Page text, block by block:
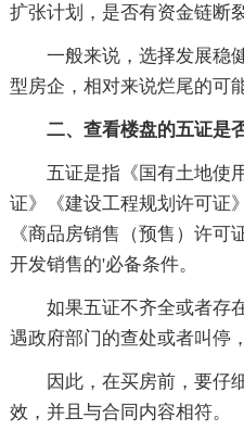
扩张计划，是否有资金链断
一般来说，选择发展稳
型房企，相对来说烂尾的可
二、查看楼盘的五证是
五证是指《国有土地使
证》《建设工程规划许可证
《商品房销售（预售）许
开发销售的'必备条件。
如果五证不齐全或者存
遇政府部门的查处或者叫停
因此，在买房前，要仔
效，并且与合同内容相符。